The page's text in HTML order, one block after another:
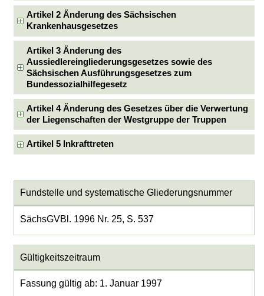
Artikel 2 Änderung des Sächsischen
Krankenhausgesetzes
Artikel 3 Änderung des
Aussiedlereingliederungsgesetzes sowie des
Sächsischen Ausführungsgesetzes zum
Bundessozialhilfegesetz
Artikel 4 Änderung des Gesetzes über die Verwertung
der Liegenschaften der Westgruppe der Truppen
Artikel 5 Inkrafttreten
Fundstelle und systematische Gliederungsnummer
SächsGVBl. 1996 Nr. 25, S. 537
Gültigkeitszeitraum
Fassung gültig ab: 1. Januar 1997